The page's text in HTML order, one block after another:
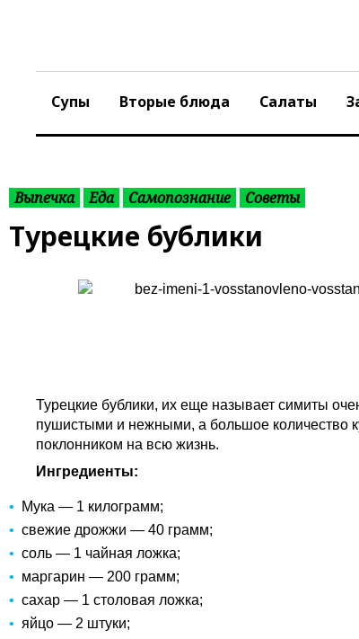
t
e
n
Супы Вторые блюда Салаты
Выпечка Еда Самопознание Советы
Турецкие бублики
Турецкие бублики, их еще называет симиты
пушистыми и нежными, а большое количество
поклонником на всю жизнь.
Ингредиенты:
Мука — 1 килограмм;
свежие дрожжи — 40 грамм;
соль — 1 чайная ложка;
маргарин — 200 грамм;
сахар — 1 столовая ложка;
яйцо — 2 штуки;